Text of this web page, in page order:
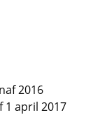
2016
1 april 2017